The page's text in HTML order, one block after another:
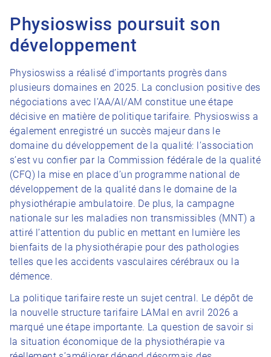
Physioswiss poursuit son
développement
Physioswiss a réalisé d’importants progrès dans
plusieurs domaines en 2025. La conclusion positive des
négociations avec l’AA/AI/AM constitue une étape
décisive en matière de politique tarifaire. Physioswiss a
également enregistré un succès majeur dans le
domaine du développement de la qualité: l’association
s’est vu confier par la Commission fédérale de la qualité
(CFQ) la mise en place d’un programme national de
développement de la qualité dans le domaine de la
physiothérapie ambulatoire. De plus, la campagne
nationale sur les maladies non transmissibles (MNT) a
attiré l’attention du public en mettant en lumière les
bienfaits de la physiothérapie pour des pathologies
telles que les accidents vasculaires cérébraux ou la
démence.
La politique tarifaire reste un sujet central. Le dépôt de
la nouvelle structure tarifaire LAMal en avril 2026 a
marqué une étape importante. La question de savoir si
la situation économique de la physiothérapie va